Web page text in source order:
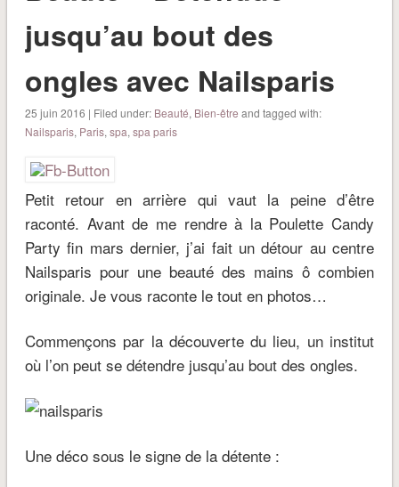
jusqu’au bout des
ongles avec Nailsparis
25 juin 2016 | Filed under: Beauté, Bien-être and tagged with:
Nailsparis, Paris, spa, spa paris
Petit retour en arrière qui vaut la peine d’être
raconté. Avant de me rendre à la Poulette Candy
Party fin mars dernier, j’ai fait un détour au centre
Nailsparis pour une beauté des mains ô combien
originale. Je vous raconte le tout en photos…
Commençons par la découverte du lieu, un institut
où l’on peut se détendre jusqu’au bout des ongles.
Une déco sous le signe de la détente :